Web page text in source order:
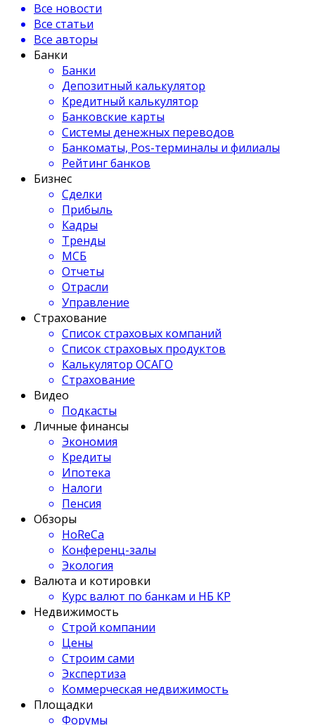
Все новости
Все статьи
Все авторы
Банки
Банки
Депозитный калькулятор
Кредитный калькулятор
Банковские карты
Системы денежных переводов
Банкоматы, Pos-терминалы и филиалы
Рейтинг банков
Бизнес
Сделки
Прибыль
Кадры
Тренды
МСБ
Отчеты
Отрасли
Управление
Страхование
Список страховых компаний
Список страховых продуктов
Калькулятор ОСАГО
Страхование
Видео
Подкасты
Личные финансы
Экономия
Кредиты
Ипотека
Налоги
Пенсия
Обзоры
HoReCa
Конференц-залы
Экология
Валюта и котировки
Курс валют по банкам и НБ КР
Недвижимость
Строй компании
Цены
Строим сами
Экспертиза
Коммерческая недвижимость
Площадки
Форумы